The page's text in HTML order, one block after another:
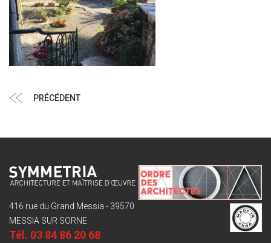
de
Article
PRÉCÉDENT
416 rue du Grand Messia - 39570
MESSIA SUR SORNE
Tél. 03 84 86 20 68